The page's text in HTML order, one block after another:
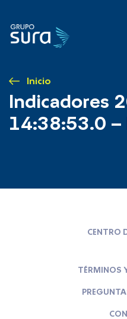
Inicio
Indicadores
14:38:53.0 –
CENTRO
TÉRMINOS